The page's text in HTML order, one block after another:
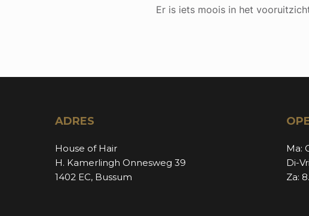
Er is iets moois in het
ADRES
House of Hair
H. Kamerlingh Onnesweg 39
1402 EC, Bussum
Ma:
Di-
Za: